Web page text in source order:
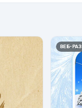
ВЕБ-